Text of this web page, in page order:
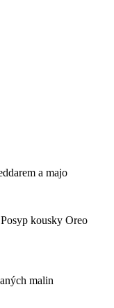
a majo
kousky Oreo
malin